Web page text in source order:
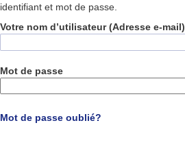
identifiant et mot de passe.
Votre nom d’utilisateur (Adresse e-mail)
Mot de passe
Mot de passe oublié?